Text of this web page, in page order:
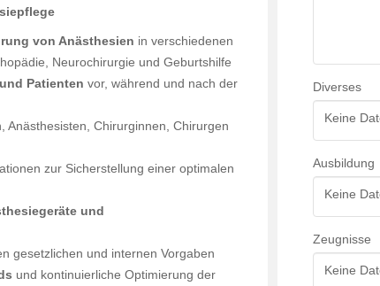
von Anästhesien in verschiedenen
Neurochirurgie und Geburtshilfe
Patienten vor, während und nach der
Anästhesisten, Chirurginnen, Chirurgen
zur Sicherstellung einer optimalen
und
gesetzlichen und internen Vorgaben
und kontinuierliche Optimierung der
Diverses
Keine
Ausbildung
Keine
Zeugnisse
Keine